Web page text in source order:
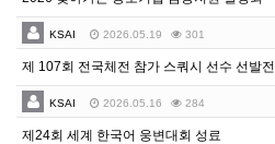
KSAI 2026.05.19 301
제 107회 전국체전 참가 스쿼시 선수 선발전
KSAI 2026.05.16 284
제24회 세계 한국어 웅변대회 성료